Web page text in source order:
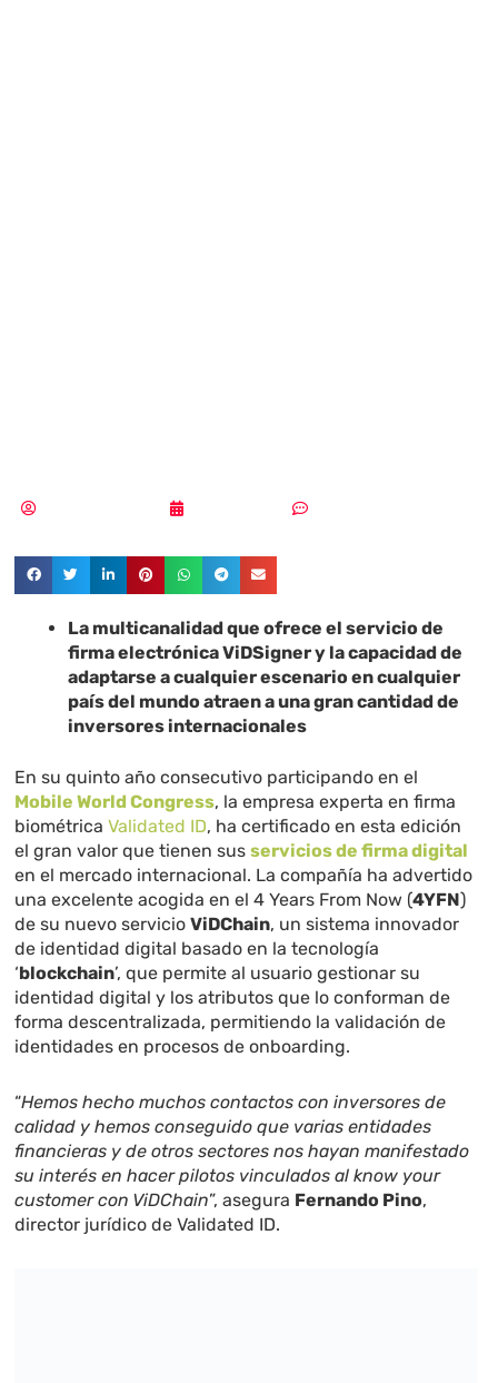
La multicanalidad que ofrece el servicio de
firma electrónica ViDSigner y la capacidad de
adaptarse a cualquier escenario en cualquier
país del mundo atraen a una gran cantidad de
inversores internacionales
En su quinto año consecutivo participando en el
Mobile World Congress, la empresa experta en firma
biométricaValidated ID, ha certificado en esta edición
el gran valor que tienen susservicios de firma digital
en el mercado internacional. La compañía ha advertido
una excelente acogida en el 4 Years From Now (4YFN)
de su nuevo servicioViDChain, un sistema innovador
de identidad digital basado en la tecnología
‘blockchain’, que permite al usuario gestionar su
identidad digital y los atributos que lo conforman de
forma descentralizada, permitiendo la validación de
identidades en procesos de onboarding.
“Hemos hecho muchos contactos con inversores de
calidad y hemos conseguido que varias entidades
financieras y de otros sectores nos hayan manifestado
su interés en hacer pilotos vinculados al know your
customer con ViDChain”, asegura Fernando Pino,
director jurídico de Validated ID.